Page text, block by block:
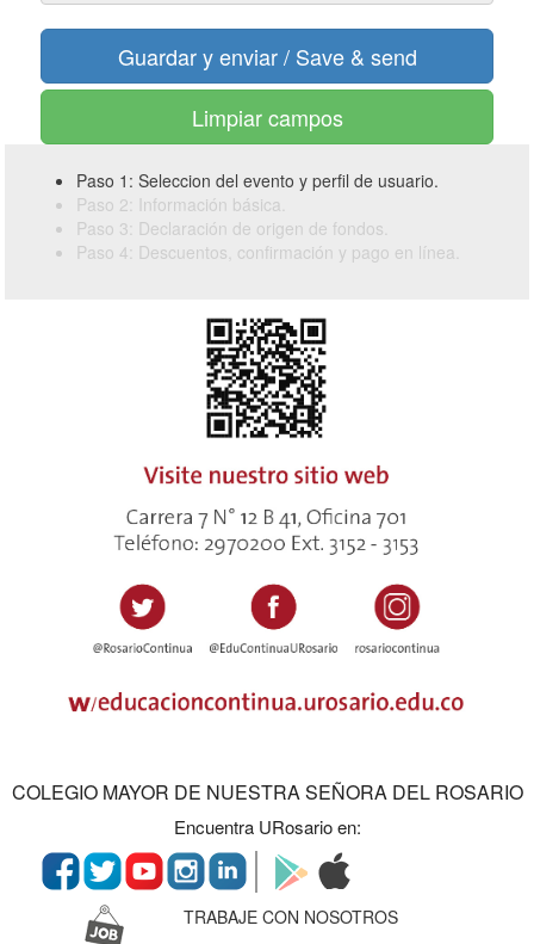
Limpiar campos
Paso 1: Seleccion del evento y perfil de usuario.
Paso 2: Información básica.
Paso 3: Declaración de origen de fondos.
Paso 4: Descuentos, confirmación y pago en línea.
COLEGIO MAYOR DE NUESTRA SEÑORA DEL ROSARIO
Encuentra URosario en:
TRABAJE CON NOSOTROS